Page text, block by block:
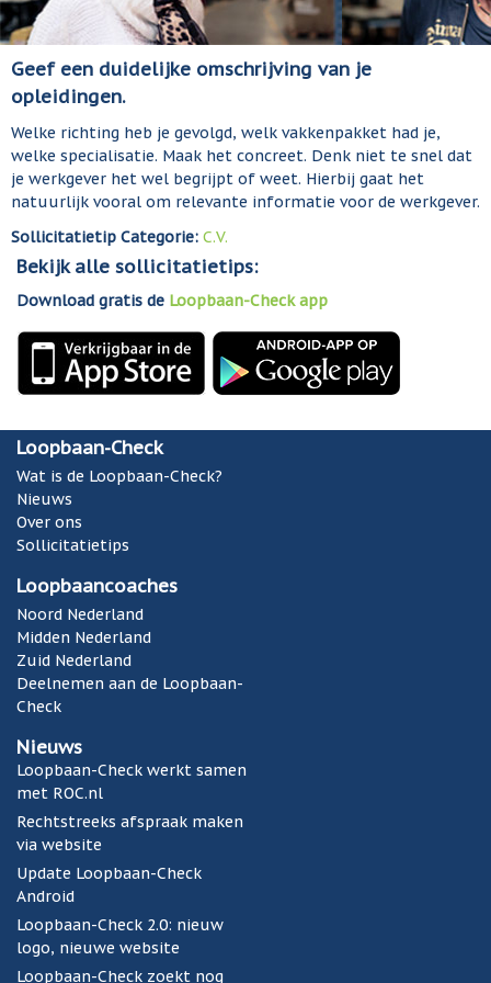
Geef een duidelijke omschrijving van je
opleidingen.
Welke richting heb je gevolgd, welk vakkenpakket had je,
welke specialisatie. Maak het concreet. Denk niet te snel dat
je werkgever het wel begrijpt of weet. Hierbij gaat het
natuurlijk vooral om relevante informatie voor de werkgever.
Sollicitatietip Categorie: C.V.
Bekijk alle sollicitatietips:
Download gratis de Loopbaan-Check app
Loopbaan-Check
Wat is de Loopbaan-Check?
Nieuws
Over ons
Sollicitatietips
Loopbaancoaches
Noord Nederland
Midden Nederland
Zuid Nederland
Deelnemen aan de Loopbaan-
Check
Nieuws
Loopbaan-Check werkt samen
met ROC.nl
Rechtstreeks afspraak maken
via website
Update Loopbaan-Check
Android
Loopbaan-Check 2.0: nieuw
logo, nieuwe website
Loopbaan-Check zoekt nog